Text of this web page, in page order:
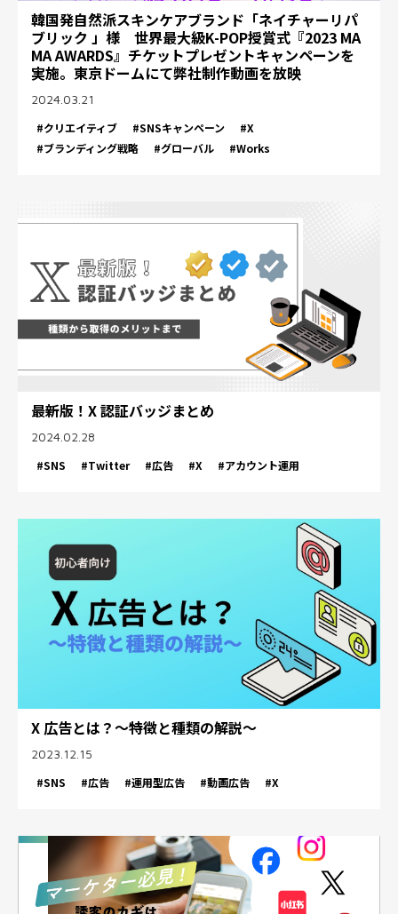
韓国発自然派スキンケアブランド「ネイチャーリパ
ブリック 」様 世界最大級K-POP授賞式『2023 MA
MA AWARDS』チケットプレゼントキャンペーンを
実施。東京ドームにて弊社制作動画を放映
2024.03.21
#クリエイティブ
#SNSキャンペーン
#X
#ブランディング戦略
#グローバル #Works
最新版！X 認証バッジまとめ
2024.02.28
#SNS
#Twitter #広告 #X #アカウント運用
​​X 広告とは？～特徴と種類の解説～
2023.12.15
#SNS
#広告 #運用型広告 #動画広告 #X